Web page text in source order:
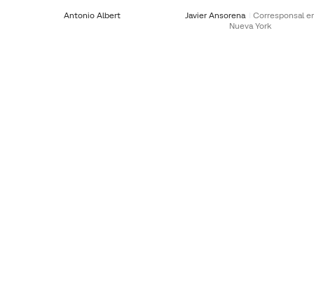
Antonio Albert Javier Ansorena
Corresponsal
Nueva York